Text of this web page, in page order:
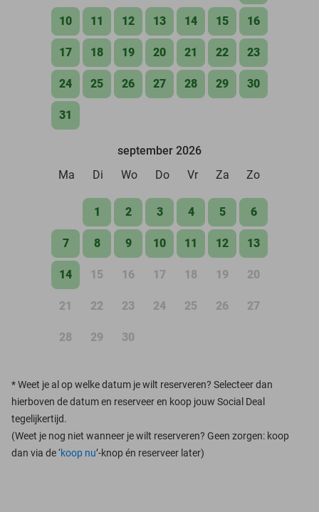
10 11 12 13 14 15 16
17 18 19 20 21 22 23
24 25 26 27 28 29 30
31
september 2026
Ma
Di Wo Do Vr Za Zo
1 2 3 4 5 6
7 8 9 10 11 12 13
14 15 16 17 18 19 20
21 22 23 24 25 26 27
28 29 30
*Weet je al op welke datum je wilt reserveren? Selecteer dan
hierboven de datum en reserveer en koop jouw Social Deal
tegelijkertijd.
(Weet je nog niet wanneer je wilt reserveren? Geen zorgen: koop
dan via de ‘koop nu’-knop én reserveer later)